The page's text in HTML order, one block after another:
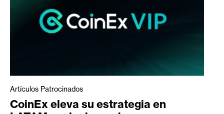
Artículos Patrocinados
CoinEx eleva su estrategia en